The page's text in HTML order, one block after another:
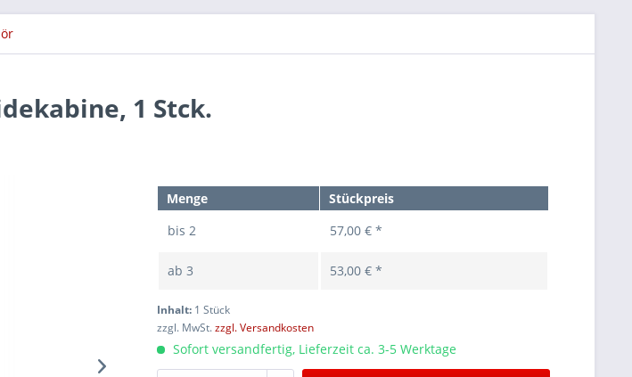
1 Stck.
Menge
Stückpreis
bis2 57,00 € *
ab3 53,00 € *
Inhalt: 1 Stück
zzgl. MwSt.zzgl. Versandkosten
Sofort versandfertig, Lieferzeit ca. 3-5 Werktage